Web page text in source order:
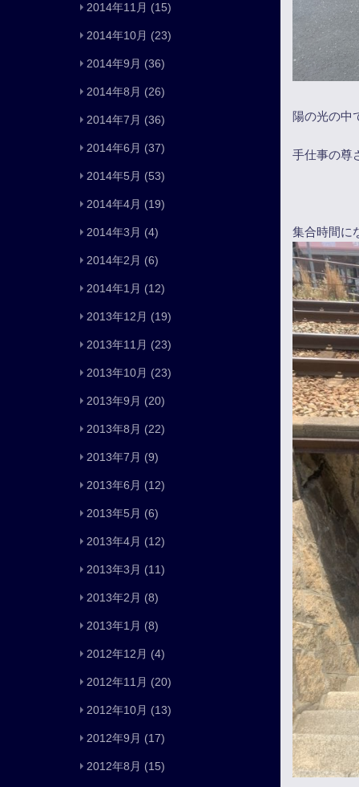
陽の光の中
手仕事の尊
集合時間に
2014年11月 (15)
2014年10月 (23)
2014年9月 (36)
2014年8月 (26)
2014年7月 (36)
2014年6月 (37)
2014年5月 (53)
2014年4月 (19)
2014年3月 (4)
2014年2月 (6)
2014年1月 (12)
2013年12月 (19)
2013年11月 (23)
2013年10月 (23)
2013年9月 (20)
2013年8月 (22)
2013年7月 (9)
2013年6月 (12)
2013年5月 (6)
2013年4月 (12)
2013年3月 (11)
2013年2月 (8)
2013年1月 (8)
2012年12月 (4)
2012年11月 (20)
2012年10月 (13)
2012年9月 (17)
2012年8月 (15)